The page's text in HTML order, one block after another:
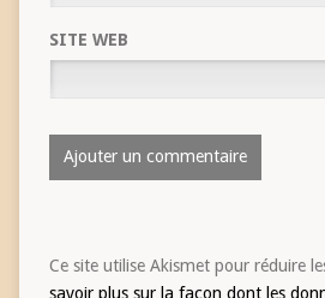
SITE WEB
Ce site utilise Akismet pour réduire
savoir plus sur la façon dont les